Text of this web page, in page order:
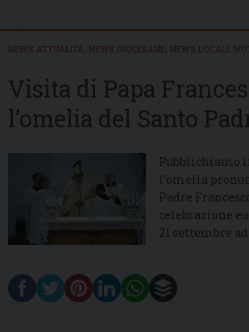
NEWS ATTUALITÀ NEWS DIOCESANE NEWS LOCALI
Visita di Papa
l’omelia del Santo
Pubblichiamo
l’omelia
Padre
celebrazione
21 settembre